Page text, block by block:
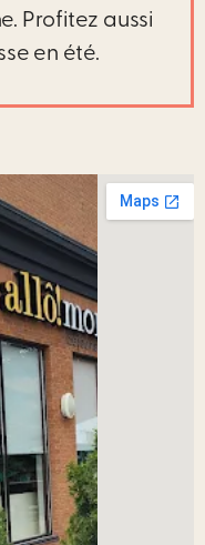
Profitez aussi
en été.